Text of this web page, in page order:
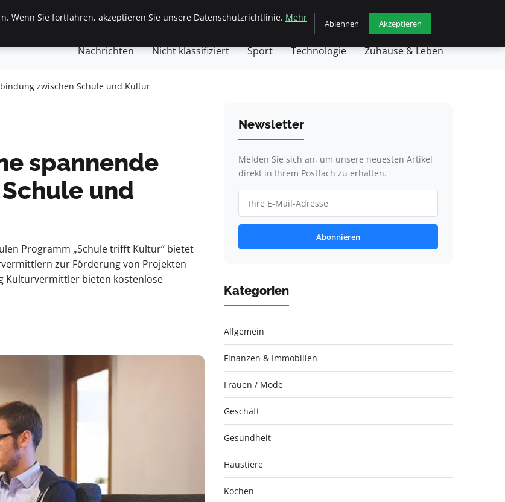
Finanzen & Immobilien Frauen / Mode Geschäft Gesundheit Haustiere Kochen
Nachrichten Nicht klassifiziert Sport Technologie Zuhause & Leben
zwischen Schule und Kultur
spannende
und
Programm „Schule trifft Kultur“ bietet
zur Förderung von Projekten
Kulturvermittler bieten kostenlose
Newsletter
Melden Sie sich an, um unsere neuesten Artikel
direkt in Ihrem Postfach zu erhalten.
Abonnieren
Kategorien
Allgemein
Finanzen & Immobilien
Frauen / Mode
Geschäft
Gesundheit
Haustiere
Kochen
Wenn Sie fortfahren, akzeptieren Sie unsere Datenschutzrichtlinie. Mehr
Ablehnen Akzeptieren